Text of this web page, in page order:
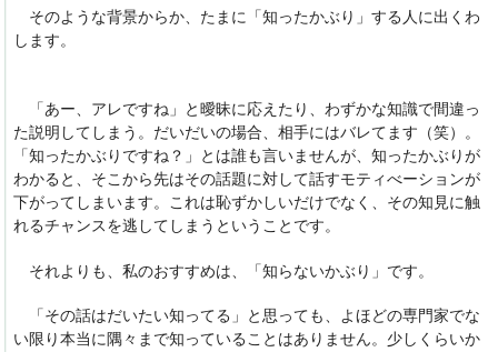
そのような背景からか、たまに「知ったかぶり」する人に出くわ
します。
「あー、アレですね」と曖昧に応えたり、わずかな知識で間違っ
た説明してしまう。だいだいの場合、相手にはバレてます（笑）。
「知ったかぶりですね？」とは誰も言いませんが、知ったかぶりが
わかると、そこから先はその話題に対して話すモティべーションが
下がってしまいます。これは恥ずかしいだけでなく、その知見に触
れるチャンスを逃してしまうということです。
それよりも、私のおすすめは、「知らないかぶり」です。
「その話はだいたい知ってる」と思っても、よほどの専門家でな
い限り本当に隅々まで知っていることはありません。少しくらいか